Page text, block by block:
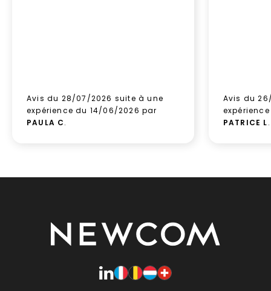
Avis du 28/07/2026 suite à une
expérience du 14/06/2026 par
PAULA C.
Avis du
PATRICE L.